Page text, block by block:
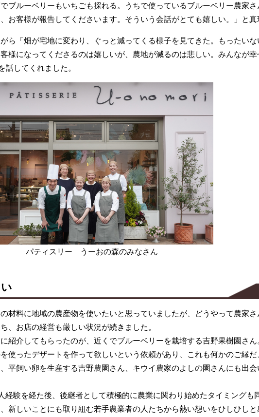
ブルーベリーもいちごも採れる。うちで使っているブルーベリー農家さ
お客様が報告してくださいます。そういう会話がとても嬉しい。」と真
ら「畑が宅地に変わり、ぐっと減ってくる様子を見てきた。もったい
様になってくださるのは嬉しいが、農地が減るのは悲しい。みんなが幸
してくれました。
パティスリー うーおの森のみなさん
材料に地域の農産物を使いたいと思っていましたが、どうやって農家
、お店の経営も厳しい状況が続きました。
紹介してもらったのが、近くでブルーベリーを栽培する吉野果樹園さ
使ったデザートを作って欲しいという依頼があり、これも何かのご縁だ
平飼い卵を生産する吉野農園さん、キウイ農家のよしの園さんにも出
験を経た後、後継者として積極的に農業に関わり始めたタイミングも
新しいことにも取り組む若手農業者の人たちから熱い想いをひしひしと